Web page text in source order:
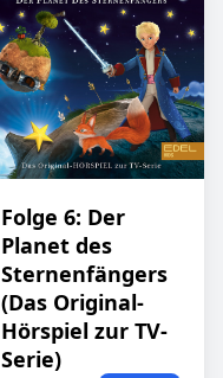
Folge 6: Der
Planet des
Sternenfängers
(Das Original-
Hörspiel zur TV-
Serie)